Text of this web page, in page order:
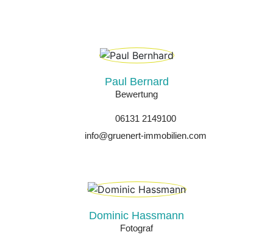
Paul Bernard
Bewertung
06131 2149100
info@gruenert-immobilien.com
Dominic Hassmann
Fotograf